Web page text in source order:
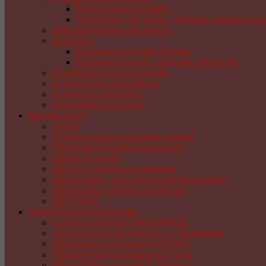
Мыло своими руками
Handmade для дома. Поделки своими
Декорирование предметов
Вышивка
Вышивка крестом. Схемы
Вышивка гладью, лентами, бисером
из природных материалов
из бросового материала
из бумаги и картона
Handmade из бисера
Мастер-класс
Лепка
Игрушки и куклы своими руками
Плетение из газет и журналов
Цветы из ткани
Цветы и поделки из капрона
Аксессуары, украшения своими руками
Handmade из фетра и войлока
ДЕКУПАЖ
Handmade к праздникам
8 марта. Подарки HANDMADE
День Святого Валентина — handmade
Handmade к празднику ПАСХA
Праздничная сервировка стола